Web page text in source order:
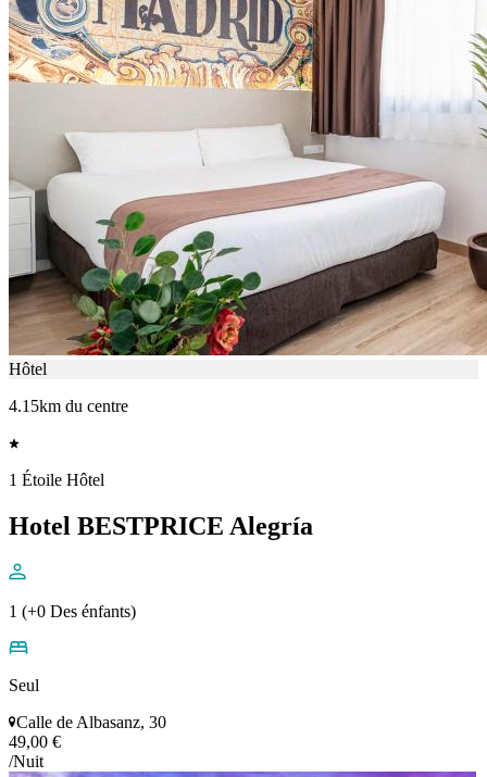
Hôtel
4.15km du centre
1 Étoile Hôtel
Hotel BESTPRICE Alegría
1 (+0 Des énfants)
Seul
Calle de Albasanz, 30
49,00 €
/Nuit